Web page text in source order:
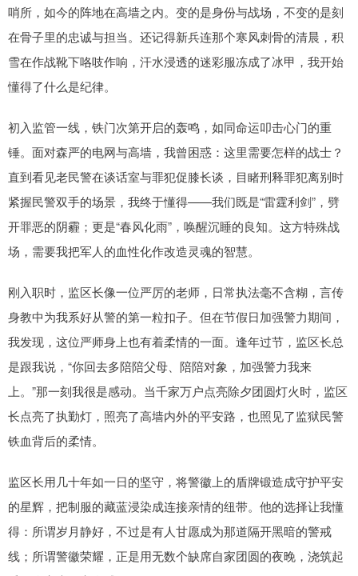
哨所，如今的阵地在高墙之内。变的是身份与战场，不变的是刻
在骨子里的忠诚与担当。还记得新兵连那个寒风刺骨的清晨，积
雪在作战靴下咯吱作响，汗水浸透的迷彩服冻成了冰甲，我开始
懂得了什么是纪律。
初入监管一线，铁门次第开启的轰鸣，如同命运叩击心门的重
锤。面对森严的电网与高墙，我曾困惑：这里需要怎样的战士？
直到看见老民警在谈话室与罪犯促膝长谈，目睹刑释罪犯离别时
紧握民警双手的场景，我终于懂得——我们既是“雷霆利剑”，劈
开罪恶的阴霾；更是“春风化雨”，唤醒沉睡的良知。这方特殊战
场，需要我把军人的血性化作改造灵魂的智慧。
刚入职时，监区长像一位严厉的老师，日常执法毫不含糊，言传
身教中为我系好从警的第一粒扣子。但在节假日加强警力期间，
我发现，这位严师身上也有着柔情的一面。逢年过节，监区长总
是跟我说，“你回去多陪陪父母、陪陪对象，加强警力我来
上。”那一刻我很是感动。当千家万户点亮除夕团圆灯火时，监区
长点亮了执勤灯，照亮了高墙内外的平安路，也照见了监狱民警
铁血背后的柔情。
监区长用几十年如一日的坚守，将警徽上的盾牌锻造成守护平安
的星辉，把制服的藏蓝浸染成连接亲情的纽带。他的选择让我懂
得：所谓岁月静好，不过是有人甘愿成为那道隔开黑暗的警戒
线；所谓警徽荣耀，正是用无数个缺席自家团圆的夜晚，浇筑起